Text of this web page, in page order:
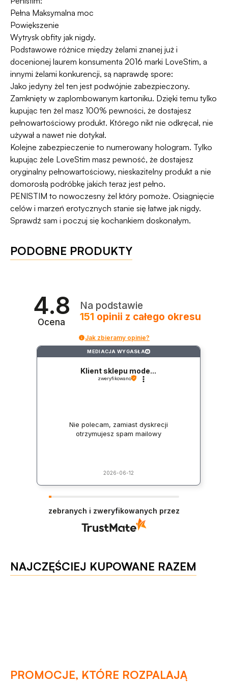
Pełna Maksymalna moc
Powiększenie
Wytrysk obfity jak nigdy.
Podstawowe różnice między żelami znanej już i
docenionej laurem konsumenta 2016 marki LoveStim, a
innymi żelami konkurencji, są naprawdę spore:
Jako jedyny żel ten jest podwójnie zabezpieczony.
Zamknięty w zaplombowanym kartoniku. Dzięki temu tylko
kupując ten żel masz 100% pewności, że dostajesz
pełnowartościowy produkt. Którego nikt nie odkręcał, nie
używał a nawet nie dotykał.
Kolejne zabezpieczenie to numerowany hologram. Tylko
kupując żele LoveStim masz pewność, że dostajesz
oryginalny pełnowartościowy, nieskazitelny produkt a nie
domorosłą podróbkę jakich teraz jest pełno.
PENISTIM to nowoczesny żel który pomoże. Osiągnięcie
celów i marzeń erotycznych stanie się łatwe jak nigdy.
Sprawdź sam i poczuj się kochankiem doskonałym.
PODOBNE PRODUKTY
4.8
Ocena
Na podstawie
151 opinii z całego okresu
Jak zbieramy opinie?
MEDIACJA WYGASŁA ?
Klient sklepu mode...
zweryfikowano
Nie polecam, zamiast dyskrecji
otrzymujesz spam mailowy
2026-06-12
zebranych i zweryfikowanych przez
NAJCZĘŚCIEJ KUPOWANE RAZEM
PROMOCJE, KTÓRE ROZPALAJĄ